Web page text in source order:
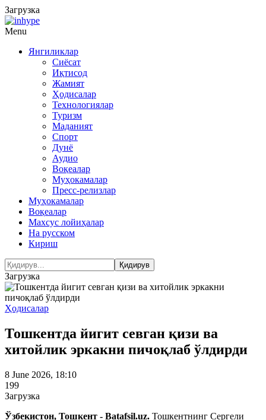
Загрузка
Menu
Янгиликлар
Сиёсат
Иқтисод
Жамият
Ҳодисалар
Технологиялар
Туризм
Маданият
Спорт
Дунё
Аудио
Воқеалар
Муҳокамалар
Пресс-релизлар
Муҳокамалар
Воқеалар
Махсус лойиҳалар
На русском
Кириш
Загрузка
Ҳодисалар
Тошкентда йигит севган қизи ва
хитойлик эркакни пичоқлаб ўлдирди
8 June 2026, 18:10
199
Загрузка
Ўзбекистон, Тошкент - Batafsil.uz. Тошкентнинг Сергели